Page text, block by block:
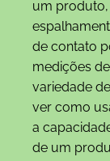
um
de contato
medições
variedade
ver como
a
de um